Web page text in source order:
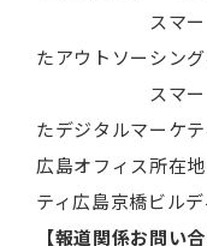
スマートロボ
たアウトソーシン
スマートロボ
たデジタルマーケ
広島オフィス所在
ティ広島京橋ビル
【報道関係お問い合